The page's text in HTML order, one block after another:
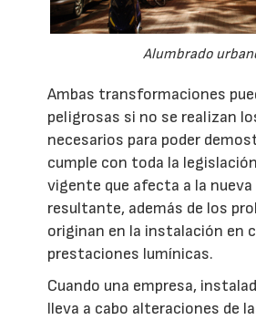
Alumbrado
Ambas transformaciones
peligrosas si no se realizan
necesarios para poder
cumple con toda la
vigente que afecta a la nueva
resultante, además de los
originan en la instalación en
prestaciones lumínicas.
Cuando una empresa,
lleva a cabo alteraciones de